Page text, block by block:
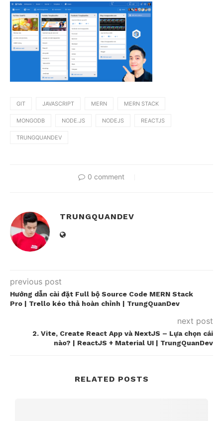
GIT JAVASCRIPT MERN MERN STACK
MONGODB NODE.JS NODEJS REACTJS
TRUNGQUANDEV
0 comment
TRUNGQUANDEV
previous post
Hướng dẫn cài đặt Full bộ Source Code MERN Stack
Pro | Trello kéo thả hoàn chỉnh | TrungQuanDev
next post
2. Vite, Create React App và NextJS – Lựa chọn cái
nào? | ReactJS + Material UI | TrungQuanDev
RELATED POSTS